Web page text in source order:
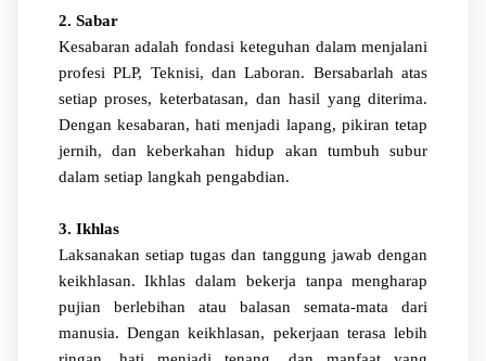
2. Sabar
Kesabaran adalah fondasi keteguhan dalam menjalani
profesi PLP, Teknisi, dan Laboran. Bersabarlah atas
setiap proses, keterbatasan, dan hasil yang diterima.
Dengan kesabaran, hati menjadi lapang, pikiran tetap
jernih, dan keberkahan hidup akan tumbuh subur
dalam setiap langkah pengabdian.
3. Ikhlas
Laksanakan setiap tugas dan tanggung jawab dengan
keikhlasan. Ikhlas dalam bekerja tanpa mengharap
pujian berlebihan atau balasan semata-mata dari
manusia. Dengan keikhlasan, pekerjaan terasa lebih